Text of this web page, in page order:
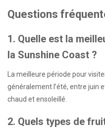
Questions
1. Quelle est la
la Sunshine Coast ?
La meilleure période pour
généralement l’été, entre juin
chaud et ensoleillé.
2. Quels types de